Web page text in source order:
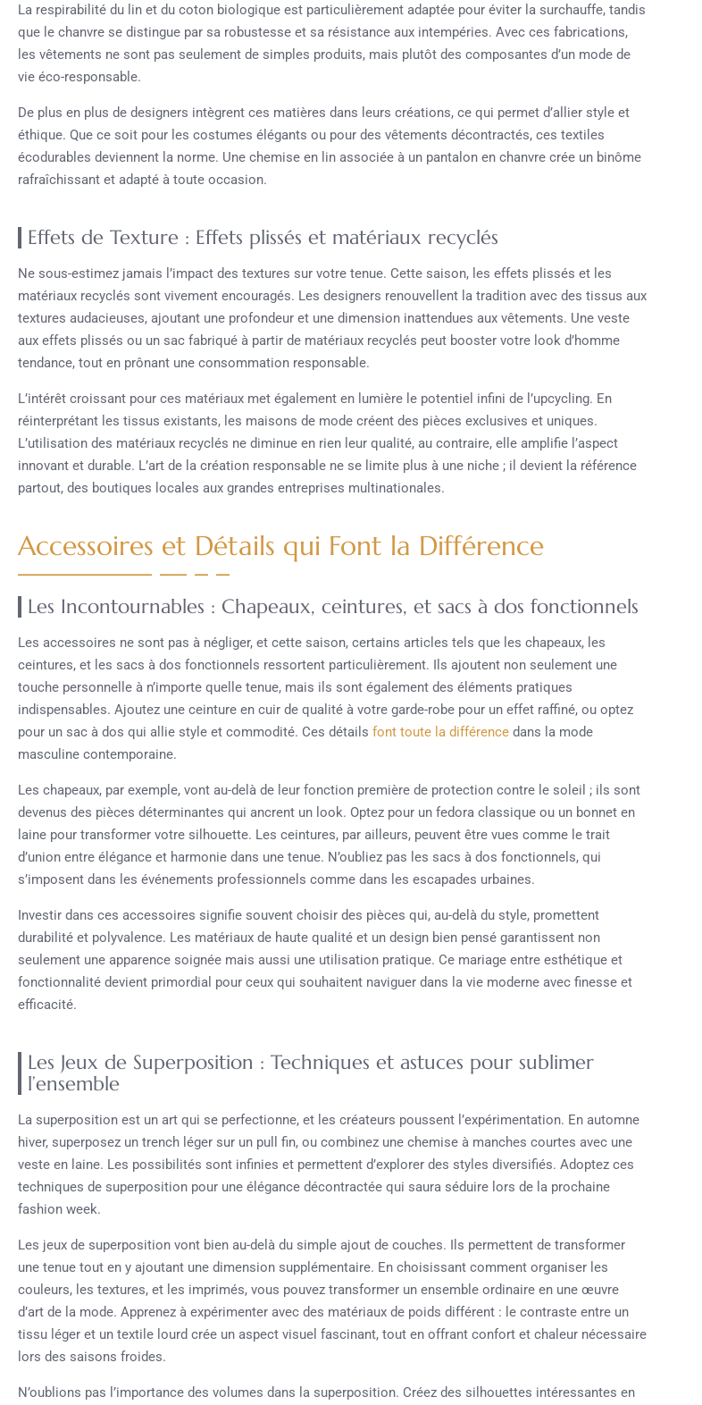
La respirabilité du lin et du coton biologique est particulièrement adaptée pour éviter la surchauffe, tandis
que le chanvre se distingue par sa robustesse et sa résistance aux intempéries. Avec ces fabrications,
les vêtements ne sont pas seulement de simples produits, mais plutôt des composantes d’un mode de
vie éco-responsable.
De plus en plus de designers intègrent ces matières dans leurs créations, ce qui permet d’allier style et
éthique. Que ce soit pour les costumes élégants ou pour des vêtements décontractés, ces textiles
écodurables deviennent la norme. Une chemise en lin associée à un pantalon en chanvre crée un binôme
rafraîchissant et adapté à toute occasion.
Effets de Texture : Effets plissés et matériaux recyclés
Ne sous-estimez jamais l’impact des textures sur votre tenue. Cette saison, les effets plissés et les
matériaux recyclés sont vivement encouragés. Les designers renouvellent la tradition avec des tissus aux
textures audacieuses, ajoutant une profondeur et une dimension inattendues aux vêtements. Une veste
aux effets plissés ou un sac fabriqué à partir de matériaux recyclés peut booster votre look d’homme
tendance, tout en prônant une consommation responsable.
L’intérêt croissant pour ces matériaux met également en lumière le potentiel infini de l’upcycling. En
réinterprétant les tissus existants, les maisons de mode créent des pièces exclusives et uniques.
L’utilisation des matériaux recyclés ne diminue en rien leur qualité, au contraire, elle amplifie l’aspect
innovant et durable. L’art de la création responsable ne se limite plus à une niche ; il devient la référence
partout, des boutiques locales aux grandes entreprises multinationales.
Accessoires et Détails qui Font la Différence
Les Incontournables : Chapeaux, ceintures, et sacs à dos fonctionnels
Les accessoires ne sont pas à négliger, et cette saison, certains articles tels que les chapeaux, les
ceintures, et les sacs à dos fonctionnels ressortent particulièrement. Ils ajoutent non seulement une
touche personnelle à n’importe quelle tenue, mais ils sont également des éléments pratiques
indispensables. Ajoutez une ceinture en cuir de qualité à votre garde-robe pour un effet raffiné, ou optez
pour un sac à dos qui allie style et commodité. Ces détails font toute la différence dans la mode
masculine contemporaine.
Les chapeaux, par exemple, vont au-delà de leur fonction première de protection contre le soleil ; ils sont
devenus des pièces déterminantes qui ancrent un look. Optez pour un fedora classique ou un bonnet en
laine pour transformer votre silhouette. Les ceintures, par ailleurs, peuvent être vues comme le trait
d’union entre élégance et harmonie dans une tenue. N’oubliez pas les sacs à dos fonctionnels, qui
s’imposent dans les événements professionnels comme dans les escapades urbaines.
Investir dans ces accessoires signifie souvent choisir des pièces qui, au-delà du style, promettent
durabilité et polyvalence. Les matériaux de haute qualité et un design bien pensé garantissent non
seulement une apparence soignée mais aussi une utilisation pratique. Ce mariage entre esthétique et
fonctionnalité devient primordial pour ceux qui souhaitent naviguer dans la vie moderne avec finesse et
efficacité.
Les Jeux de Superposition : Techniques et astuces pour sublimer
l’ensemble
La superposition est un art qui se perfectionne, et les créateurs poussent l’expérimentation. En automne
hiver, superposez un trench léger sur un pull fin, ou combinez une chemise à manches courtes avec une
veste en laine. Les possibilités sont infinies et permettent d’explorer des styles diversifiés. Adoptez ces
techniques de superposition pour une élégance décontractée qui saura séduire lors de la prochaine
fashion week.
Les jeux de superposition vont bien au-delà du simple ajout de couches. Ils permettent de transformer
une tenue tout en y ajoutant une dimension supplémentaire. En choisissant comment organiser les
couleurs, les textures, et les imprimés, vous pouvez transformer un ensemble ordinaire en une œuvre
d’art de la mode. Apprenez à expérimenter avec des matériaux de poids différent : le contraste entre un
tissu léger et un textile lourd crée un aspect visuel fascinant, tout en offrant confort et chaleur nécessaire
lors des saisons froides.
N’oublions pas l’importance des volumes dans la superposition. Créez des silhouettes intéressantes en